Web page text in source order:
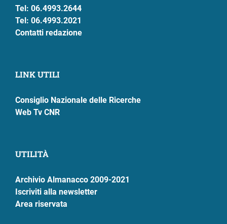
Tel: 06.4993.2644
Tel: 06.4993.2021
Contatti redazione
LINK UTILI
Consiglio Nazionale delle Ricerche
Web Tv CNR
UTILITÀ
Archivio Almanacco 2009-2021
Iscriviti alla newsletter
Area riservata